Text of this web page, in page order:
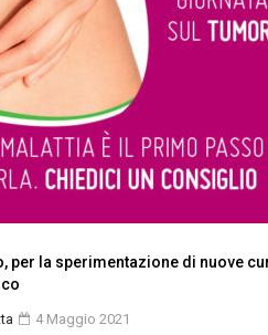
per la sperimentazione di nuove
4 Maggio 2021